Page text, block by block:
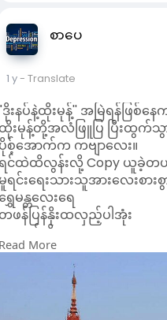
ငါတို့က ငြင်းခုန်လို့
မင်းတို့က အိမ်ပြို က
သွားသူတို့လမ်း
ထိုင်လွမ်းနေရုံပြီးပ
ထားခဲ့ပြီဆိုပေမဲ့
ခွဲသွားကြသူတွေကရ
ကျန်ရစ်သူတွေကို
အရှုံးပေးနေစေချင်
နိုင်သလောက်ကူ
ဆိုင်လို့ဆိုတာထက်
ခုမောနေတယ်ဆို
မင်းတို့ခဏတော့ထို
ငါတို့က ပုဝါနဲ့သုပ်မ
စာပေ
1 y- Translate
ဒိုးနပ်နဲ့ထိုးမုန့်'' အမြဲရန်ဖြစ်နေ
းမုန့်တို့အလံဖြူပြ ပြီးထွက်သွ
စ့်အောက်က ကဗျာလေး။
င်ထဲထိလွန်းလို့ Copy ယူခဲ့တ
ရင်းရေးသားသူအားလေးစား
ေမန္တလေးရေ
ဖန်ပြန်နိုးထလှည့်ပါအုံး
ကယ်ဆို
င်းတို့မြို့ကမှ ရှေ့ကရွှေထည့်ခ
ရန်ကုန်ကို ဘယ်သူကမှ
ေရန်ကုန်လို့မခေါ်ဘူးလေ
တနာပုံမြို့ရေ
More